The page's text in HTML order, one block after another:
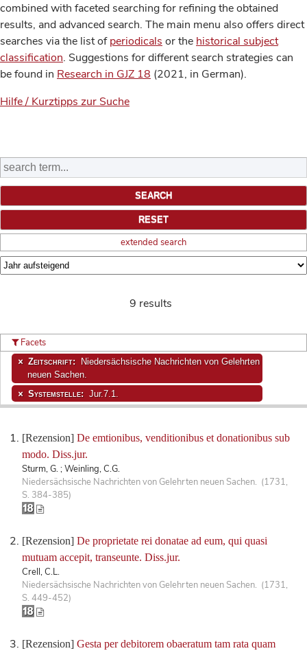
combined with faceted searching for refining the obtained
results, and advanced search. The main menu also offers direct
searches via the list ofperiodicals or the historical subject
classification. Suggestions for different search strategies can
be found in Research in GJZ 18 (2021, in German).
Hilfe / Kurztipps zur Suche
extended search
9 results
[Rezension] De emtionibus, venditionibus et donationibus sub
modo. Diss.jur.
Sturm, G. ; Weinling, C.G.
Niedersächsische Nachrichten von Gelehrten neuen Sachen. (1731,
S. 384-385)
[Rezension] De proprietate rei donatae ad eum, qui quasi
mutuam accepit, transeunte. Diss.jur.
Crell, C.L.
Niedersächsische Nachrichten von Gelehrten neuen Sachen. (1731,
S. 449-452)
[Rezension] Gesta per debitorem obaeratum tam rata quam
Facets
Zeitschrift:
Niedersächsische Nachrichten von Gelehrten
neuen Sachen.
Systemstelle: Jur.7.1.